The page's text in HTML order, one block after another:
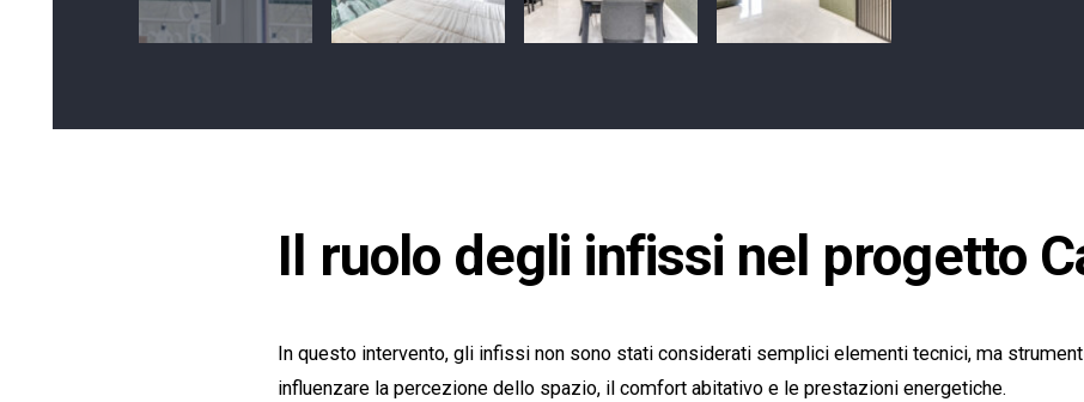
Il ruolo degli infissi nel progetto
In questo intervento, gli infissi non sono stati considerati semplici elementi tecnici, ma
influenzare la percezione dello spazio, il comfort abitativo e le prestazioni energetiche.